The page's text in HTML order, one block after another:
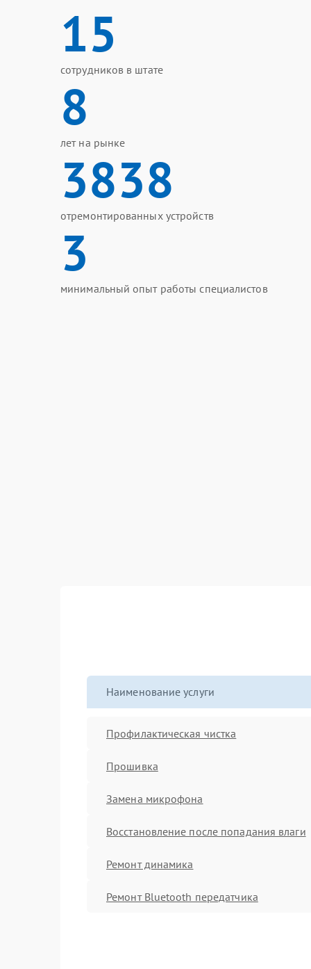
15
сотрудников в штате
8
лет на рынке
3838
отремонтированных устройств
3
минимальный опыт работы специалистов
Наименование услуги
Профилактическая чистка
Прошивка
Замена микрофона
Восстановление после попадания влаги
Ремонт динамика
Ремонт Bluetooth передатчика